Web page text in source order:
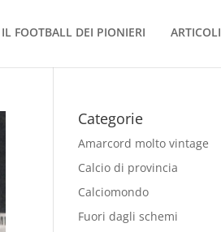
IL FOOTBALL DEI PIONIERI ARTICOLI
Categorie
Amarcord molto vintage
Calcio di provincia
Calciomondo
Fuori dagli schemi